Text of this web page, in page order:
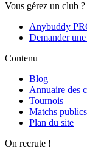
Vous gérez un club ?
Anybuddy
Demander
Contenu
Blog
Annuaire des
Tournois
Matchs publics
Plan du site
On recrute !